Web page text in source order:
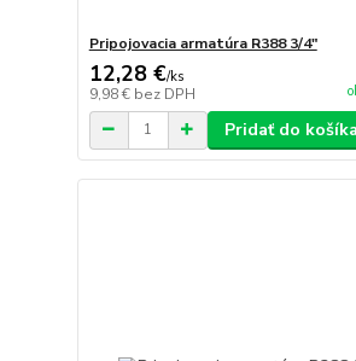
Pripojovacia armatúra R388 3/4"
12,28 €/ks
9,98 € bez DPH
Pridať do košíka